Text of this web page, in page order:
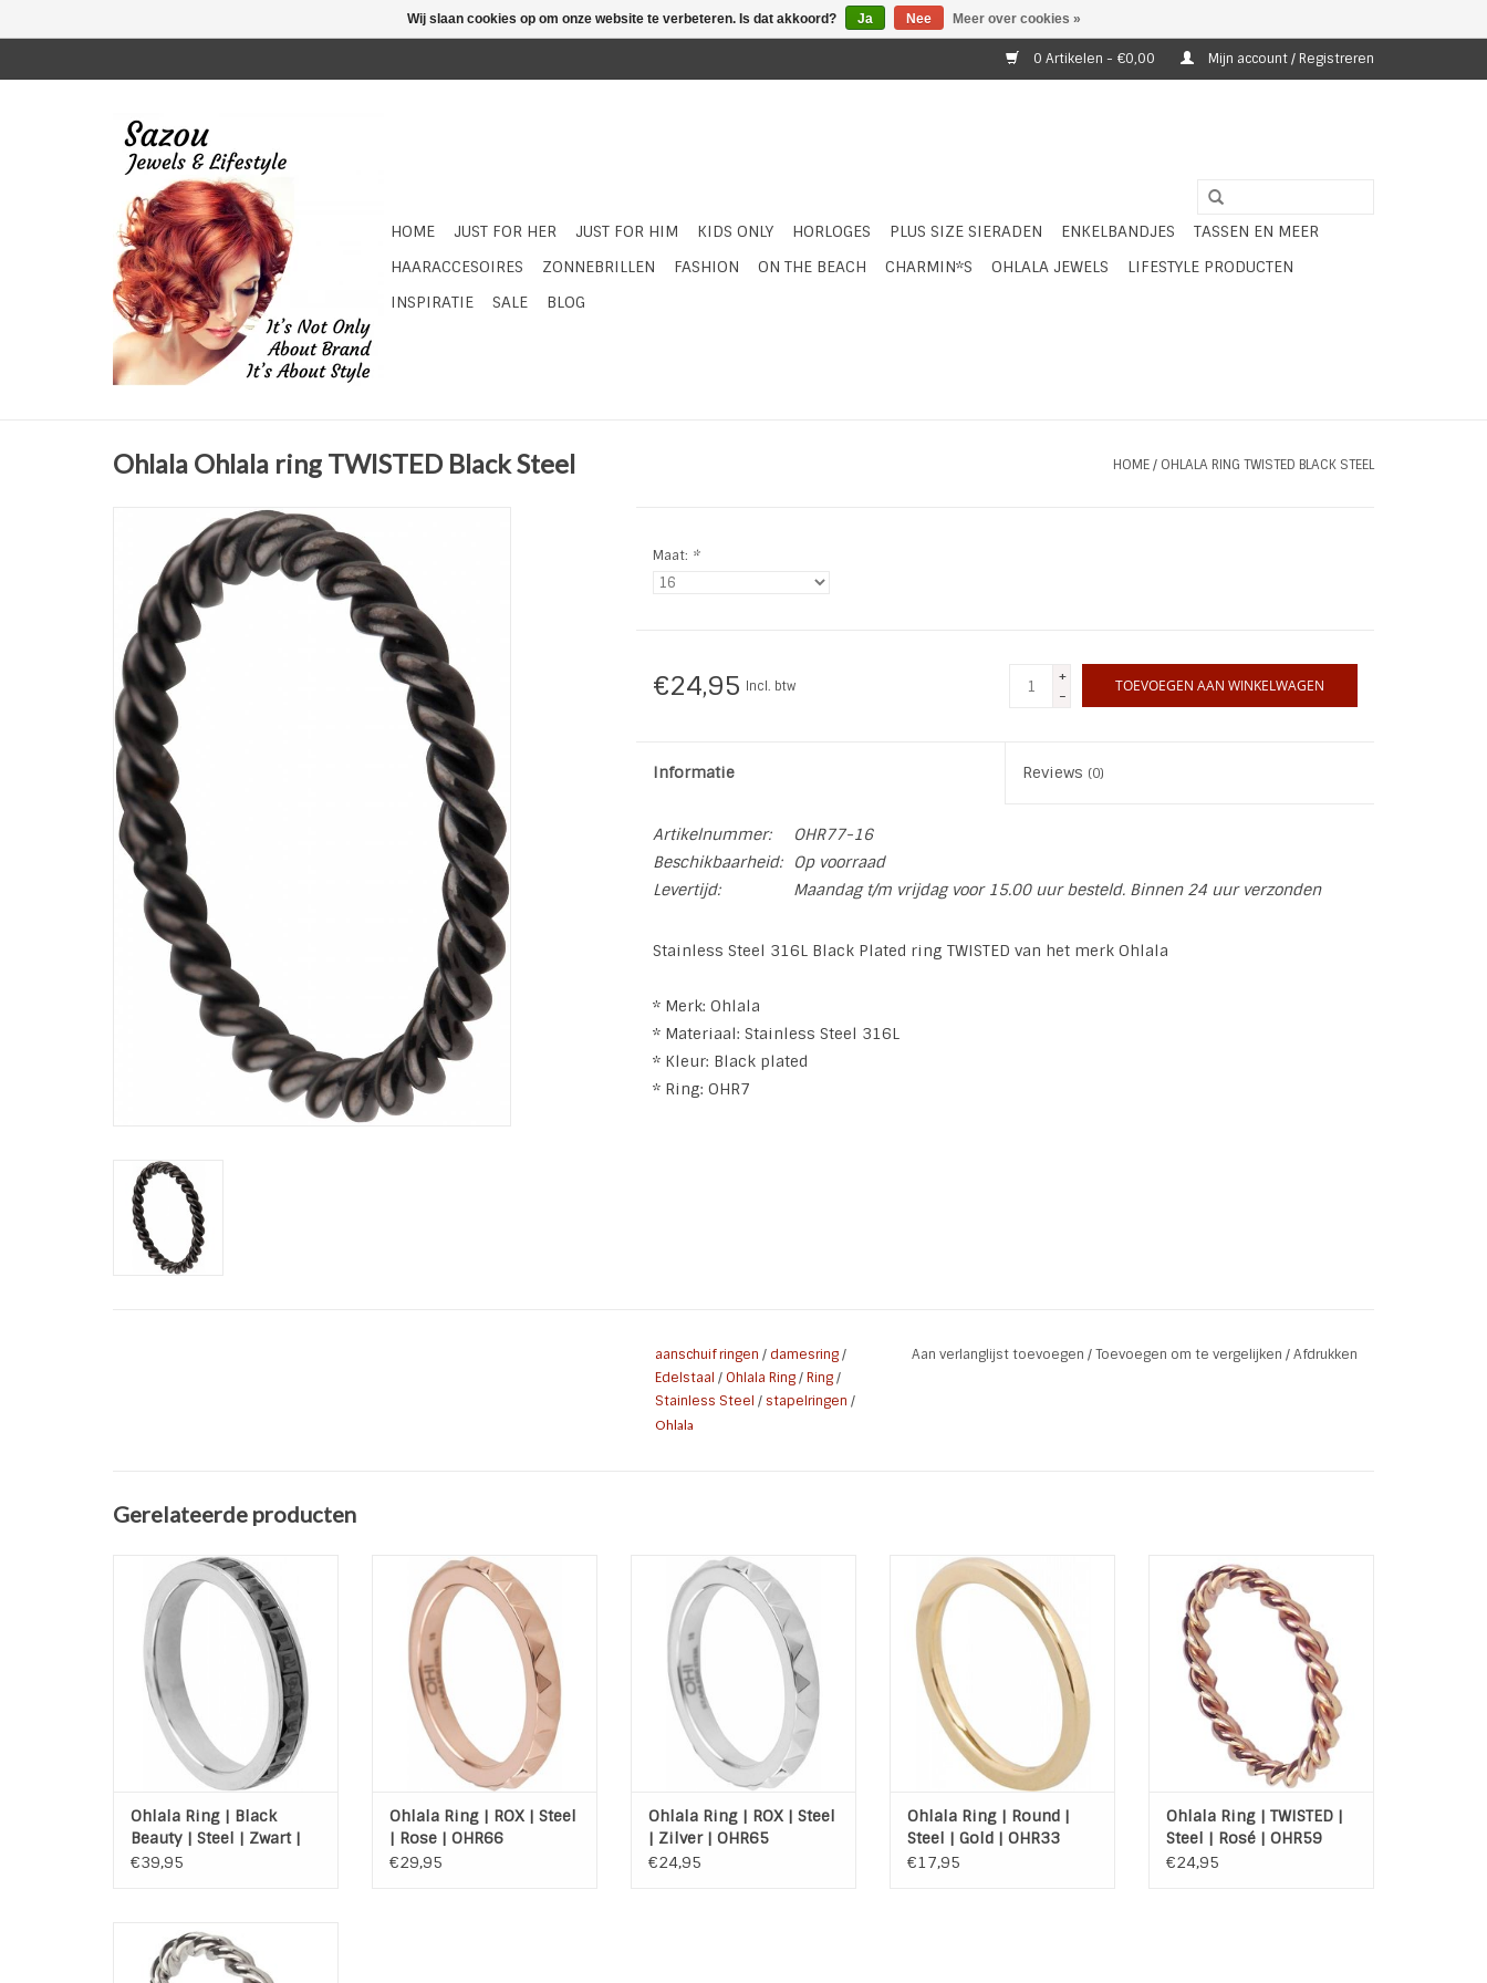
0 Artikelen - €0,00 Mijn account / Registreren
HOME JUST FOR HER JUST FOR HIM KIDS ONLY HORLOGES PLUS SIZE SIERADEN ENKELBANDJES
TASSEN EN MEER
HAARACCESOIRES
ZONNEBRILLEN FASHION ON THE BEACH CHARMIN*S OHLALA JEWELS
LIFESTYLE PRODUCTEN
INSPIRATIE
SALE BLOG
Ohlala Ohlala ring TWISTED Black Steel HOME/ OHLALA RING TWISTED BLACK STEEL
Maat: *
€24,95 Incl. btw
+
-
TOEVOEGEN AAN WINKELWAGEN
Informatie Reviews (0)
Artikelnummer:
OHR77-16
Beschikbaarheid:
Op voorraad
Levertijd:
Maandag t/m vrijdag voor 15.00 uur besteld. Binnen 24 uur verzonden
Stainless Steel 316L Black Plated ring TWISTED van het merk Ohlala
* Merk: Ohlala
* Materiaal: Stainless Steel 316L
* Kleur: Black plated
* Ring: OHR7
aanschuif ringen / damesring/
Edelstaal /Ohlala Ring/Ring/
Stainless Steel /stapelringen /
Ohlala
Aan verlanglijst toevoegen /Toevoegen om te vergelijken /Afdrukken
Gerelateerde producten
Ohlala Ring Black Beauty Steel
Materiaal: Hoogwaardig
Edelstaal (316L)
Kleur: Zwart-Steel
TOEVOEGEN AAN WINKELWAGEN
Ohlala Ring | Black
Beauty | Steel | Zwart |
Zilver | OHR89
€39,95
Ohlala Ring ROX Rose
Materiaal: Hoogwaardig
Edelstaal (316L) rose plated
TOEVOEGEN AAN WINKELWAGEN
Ohlala Ring | ROX | Steel
| Rose | OHR66
€29,95
Ohlala ring ROX Steel
Materiaal: Hoogwaardig
Edelstaal (316L)
Kleur: Zilver
TOEVOEGEN AAN WINKELWAGEN
Ohlala Ring | ROX | Steel
| Zilver | OHR65
€24,95
Stainless Steel ring Round Gold
van Ohlala heeft een dikte van
2 mm.
TOEVOEGEN AAN WINKELWAGEN
Ohlala Ring | Round |
Steel | Gold | OHR33
€17,95
Ohlala ring Twisted Rosé Steel
TOEVOEGEN AAN WINKELWAGEN
Ohlala Ring | TWISTED |
Steel | Rosé | OHR59
€24,95
Ohlala Stainless Steel 316L
ring Twisted Shiny Steel.
Wij slaan cookies op om onze website te verbeteren. Is dat akkoord? Ja Nee Meer over cookies »